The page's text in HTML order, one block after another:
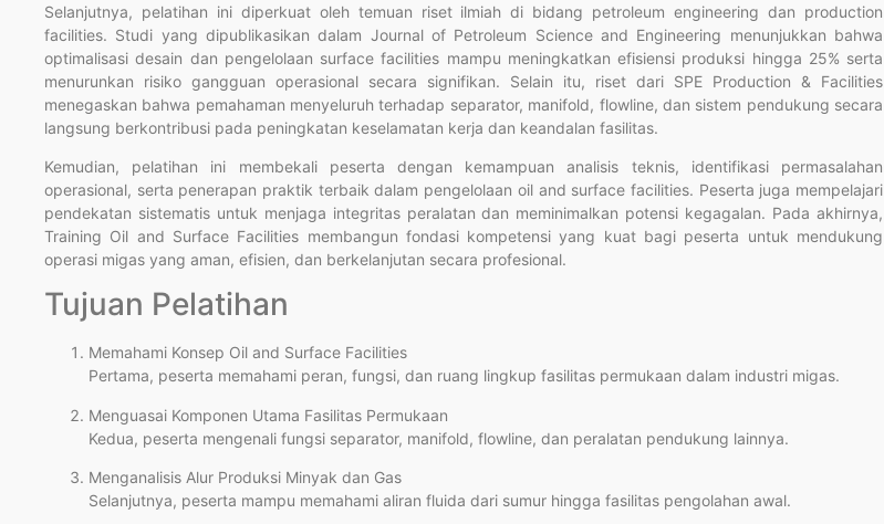
Selanjutnya, pelatihan ini diperkuat oleh temuan riset ilmiah di bidang petroleum engineering dan production
facilities. Studi yang dipublikasikan dalam Journal of Petroleum Science and Engineering menunjukkan bahwa
optimalisasi desain dan pengelolaan surface facilities mampu meningkatkan efisiensi produksi hingga 25% serta
menurunkan risiko gangguan operasional secara signifikan. Selain itu, riset dari SPE Production & Facilities
menegaskan bahwa pemahaman menyeluruh terhadap separator, manifold, flowline, dan sistem pendukung secara
langsung berkontribusi pada peningkatan keselamatan kerja dan keandalan fasilitas.
Kemudian, pelatihan ini membekali peserta dengan kemampuan analisis teknis, identifikasi permasalahan
operasional, serta penerapan praktik terbaik dalam pengelolaan oil and surface facilities. Peserta juga mempelajari
pendekatan sistematis untuk menjaga integritas peralatan dan meminimalkan potensi kegagalan. Pada akhirnya,
Training Oil and Surface Facilities membangun fondasi kompetensi yang kuat bagi peserta untuk mendukung
operasi migas yang aman, efisien, dan berkelanjutan secara profesional.
Tujuan Pelatihan
Memahami Konsep Oil and Surface Facilities
Pertama, peserta memahami peran, fungsi, dan ruang lingkup fasilitas permukaan dalam industri migas.
Menguasai Komponen Utama Fasilitas Permukaan
Kedua, peserta mengenali fungsi separator, manifold, flowline, dan peralatan pendukung lainnya.
Menganalisis Alur Produksi Minyak dan Gas
Selanjutnya, peserta mampu memahami aliran fluida dari sumur hingga fasilitas pengolahan awal.